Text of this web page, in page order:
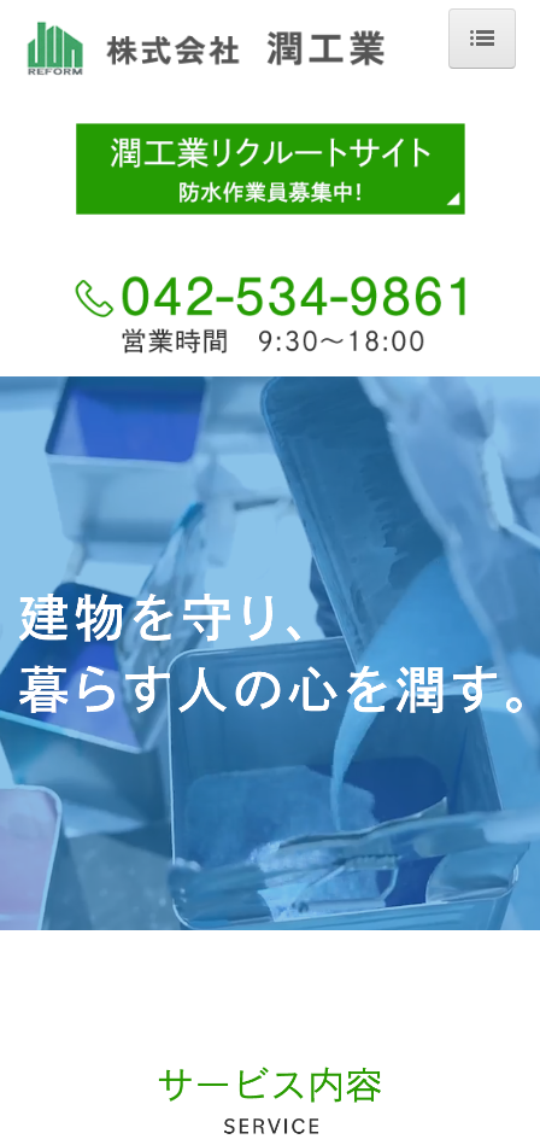
外壁・シーリング工事
その他工事
一般木造住宅
施工事例
東京都
神奈川県
埼玉県
一般住宅
協力会社募集
よくある質問